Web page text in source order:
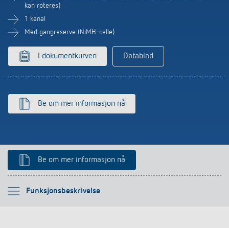
kan roteres)
1 kanal
Med gangreserve (NiMH-celle)
I dokumentkurven Datablad
Be om mer informasjon nå
Be om mer informasjon nå
Funksjonsbeskrivelse
Vennligst velg